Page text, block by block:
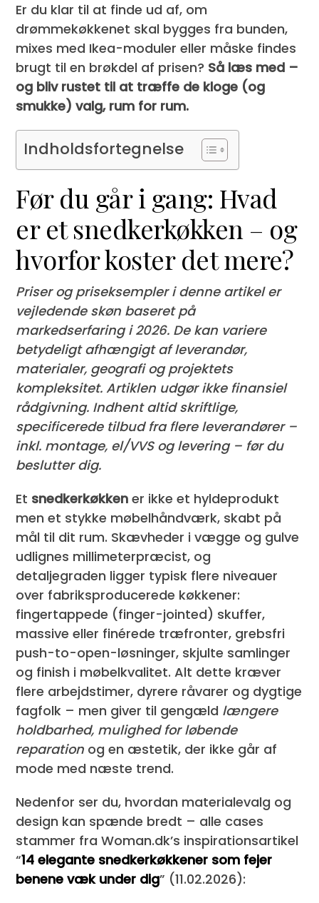
Er du klar til at finde ud af, om
drømmekøkkenet skal bygges fra bunden,
mixes med Ikea-moduler eller måske findes
brugt til en brøkdel af prisen? Så læs med –
og bliv rustet til at træffe de kloge (og
smukke) valg, rum for rum.
Indholdsfortegnelse
Før du går i gang: Hvad
er et snedkerkøkken – og
hvorfor koster det mere?
Priser og priseksempler i denne artikel er
vejledende skøn baseret på
markedserfaring i 2026. De kan variere
betydeligt afhængigt af leverandør,
materialer, geografi og projektets
kompleksitet. Artiklen udgør ikke finansiel
rådgivning. Indhent altid skriftlige,
specificerede tilbud fra flere leverandører –
inkl. montage, el/VVS og levering – før du
beslutter dig.
Et snedkerkøkken er ikke et hylde­produkt
men et stykke møbelhåndværk, skabt på
mål til dit rum. Skævheder i vægge og gulve
udlignes millimeterpræcist, og
detaljegraden ligger typisk flere niveauer
over fabriksproducerede køkkener:
fingertappede (finger-jointed) skuffer,
massive eller finérede træfronter, grebsfri
push-to-open-løsninger, skjulte samlinger
og finish i møbelkvalitet. Alt dette kræver
flere arbejdstimer, dyrere råvarer og dygtige
fagfolk – men giver til gengæld længere
holdbarhed, mulighed for løbende
reparation og en æstetik, der ikke går af
mode med næste trend.
Nedenfor ser du, hvordan materialevalg og
design kan spænde bredt – alle cases
stammer fra Woman.dk’s inspirationsartikel
“14 elegante snedkerkøkkener som fejer
benene væk under dig” (11.02.2026):